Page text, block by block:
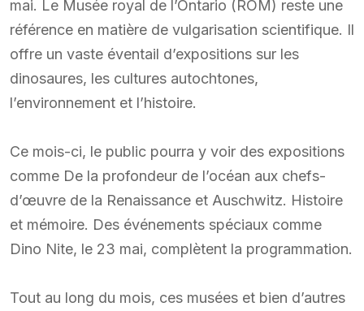
mai. Le Musée royal de l’Ontario (ROM) reste une
référence en matière de vulgarisation scientifique. Il
offre un vaste éventail d’expositions sur les
dinosaures, les cultures autochtones,
l’environnement et l’histoire.
Ce mois-ci, le public pourra y voir des expositions
comme De la profondeur de l’océan aux chefs-
d’œuvre de la Renaissance et Auschwitz. Histoire
et mémoire. Des événements spéciaux comme
Dino Nite, le 23 mai, complètent la programmation.
Tout au long du mois, ces musées et bien d’autres